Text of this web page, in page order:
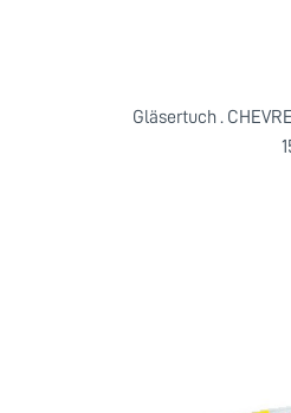
Gläsertuch .